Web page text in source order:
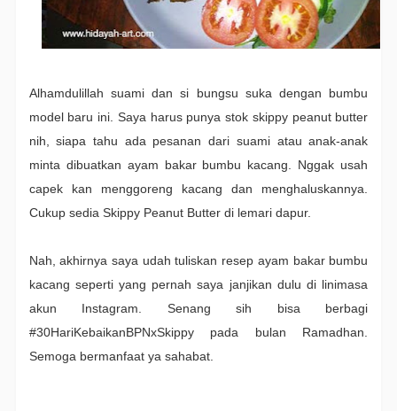
Alhamdulillah suami dan si bungsu suka dengan bumbu
model baru ini. Saya harus punya stok skippy peanut butter
nih, siapa tahu ada pesanan dari suami atau anak-anak
minta dibuatkan ayam bakar bumbu kacang. Nggak usah
capek kan menggoreng kacang dan menghaluskannya.
Cukup sedia Skippy Peanut Butter di lemari dapur.
Nah, akhirnya saya udah tuliskan resep ayam bakar bumbu
kacang seperti yang pernah saya janjikan dulu di linimasa
akun Instagram. Senang sih bisa berbagi
#30HariKebaikanBPNxSkippy pada bulan Ramadhan.
Semoga bermanfaat ya sahabat.